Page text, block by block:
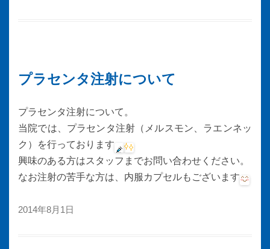
プラセンタ注射について
プラセンタ注射について。
当院では、プラセンタ注射（メルスモン、ラエンネッ
ク）を行っております
興味のある方はスタッフまでお問い合わせください。
なお注射の苦手な方は、内服カプセルもございます
2014年8月1日